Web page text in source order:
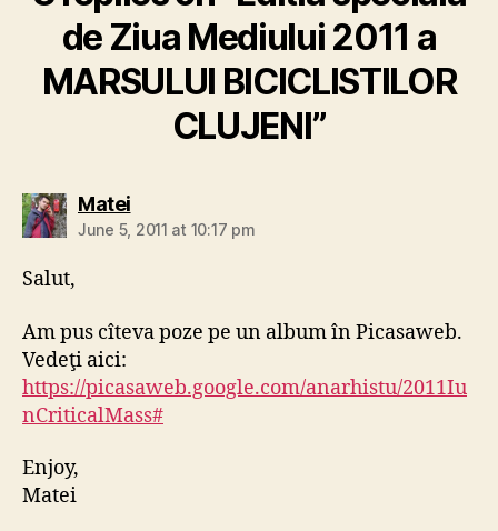
de Ziua Mediului 2011 a
MARSULUI BICICLISTILOR
CLUJENI”
Mateisays:
June 5, 2011 at 10:17 pm
Salut,
Am pus cîteva poze pe un album în Picasaweb.
Vedeţi aici:
https://picasaweb.google.com/anarhistu/2011Iu
nCriticalMass#
Enjoy,
Matei